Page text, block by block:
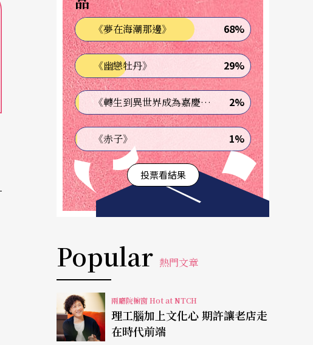
《夢在海潮那邊》 68%
《幽戀牡丹》 29%
《轉生到異世界成為嘉慶君—發現我的祖先是詐騙集團!?》 2%
《赤子》 1%
投票看結果
Popular 熱門文章
兩廳院櫥窗 Hot at NTCH
理工腦加上文化心 期許讓老店走
在時代前端